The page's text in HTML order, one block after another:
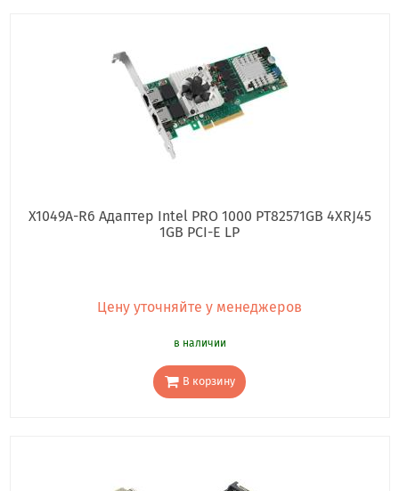
X1049A-R6 Адаптер Intel PRO 1000 PT82571GB 4XRJ45
1GB PCI-E LP
Цену уточняйте у менеджеров
в наличии
В корзину